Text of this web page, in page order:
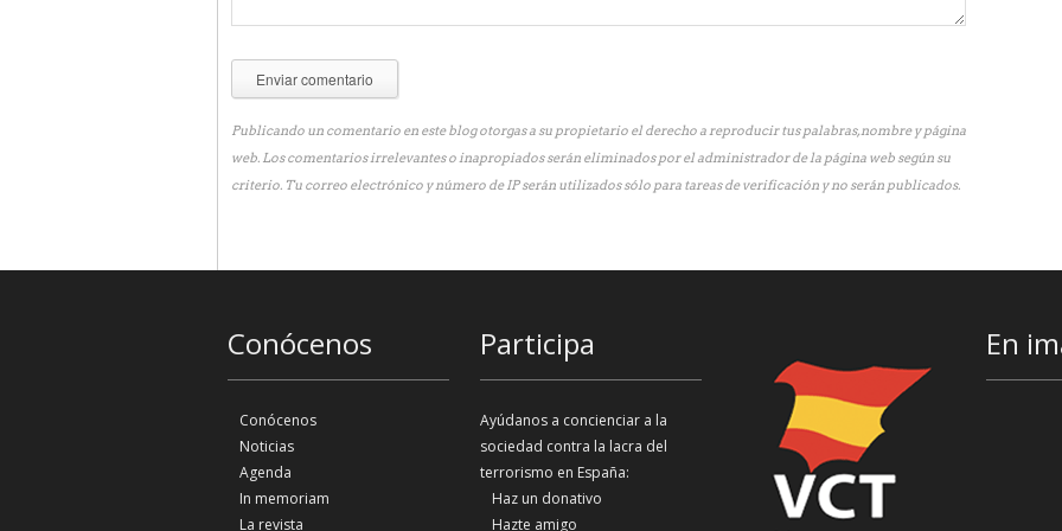
Publicando un comentario en este blog otorgas a su propietario el derecho a reproducir tus palabras, nombre y página
web. Los comentarios irrelevantes o inapropiados serán eliminados por el administrador de la página web según su
criterio. Tu correo electrónico y número de IP serán utilizados sólo para tareas de verificación y no serán publicados.
Conócenos
Conócenos
Noticias
Agenda
In memoriam
La revista
Participa
Ayúdanos a concienciar a la
sociedad contra la lacra del
terrorismo en España:
Haz un donativo
Hazte amigo
En